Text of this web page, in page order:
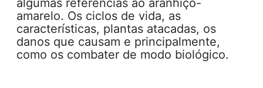
amarelo. Os ciclos de vida, as
características, plantas atacadas, os
danos que causam e principalmente,
como os combater de modo biológico.